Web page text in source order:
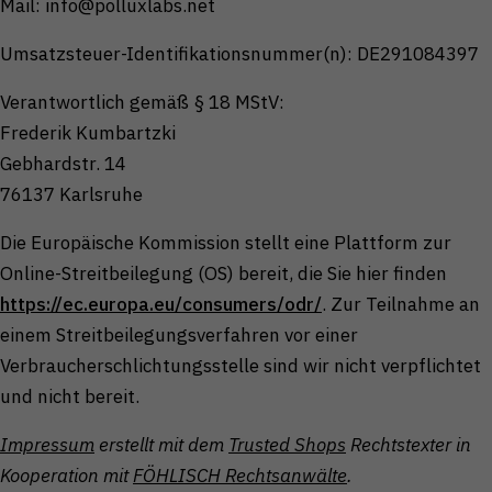
Mail: info@polluxlabs.net
Umsatzsteuer-Identifikationsnummer(n): DE291084397
Verantwortlich gemäß § 18 MStV:
Frederik Kumbartzki
Gebhardstr. 14
76137 Karlsruhe
Die Europäische Kommission stellt eine Plattform zur
Online-Streitbeilegung (OS) bereit, die Sie hier finden
https://ec.europa.eu/consumers/odr/. Zur Teilnahme an
einem Streitbeilegungsverfahren vor einer
Verbraucherschlichtungsstelle sind wir nicht verpflichtet
und nicht bereit.
Impressum erstellt mit dem Trusted Shops Rechtstexter in
Kooperation mitFÖHLISCH Rechtsanwälte.
Zurück Nur essenzielle Cookies akzeptieren
Essenzielle Cookies ermöglichen grundlegende
Funktionen und sind für die einwandfreie Funktion der
Website erforderlich.
Inhalte von Videoplattformen und Social-Media-
Plattformen werden standardmäßig blockiert. Wenn
Cookies von externen Medien akzeptiert werden,
bedarf der Zugriff auf diese Inhalte keiner manuellen
Einwilligung mehr.
Cookie-Informationen anzeigen